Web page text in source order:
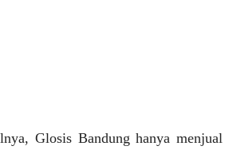
Glosis Bandung hanya menjual